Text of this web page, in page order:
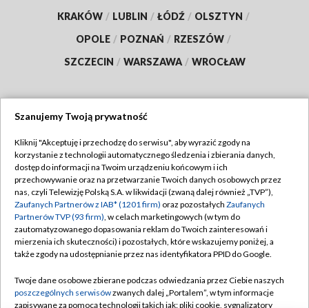
KRAKÓW / LUBLIN / ŁÓDŹ / OLSZTYN /
OPOLE / POZNAŃ / RZESZÓW /
SZCZECIN / WARSZAWA / WROCŁAW
TVP
Abonament TVP
Emisja w TVP
Centrum informacji TVP
Naziemna Telewizja Cyfrowa
Rada Programowa
Regulamin TVP
Polityka prywatności
Moje zgody
Pomoc
Kontakt
Szanujemy Twoją prywatność
Kliknij "Akceptuję i przechodzę do serwisu", aby wyrazić zgody na
korzystanie z technologii automatycznego śledzenia i zbierania danych,
dostęp do informacji na Twoim urządzeniu końcowym i ich
przechowywanie oraz na przetwarzanie Twoich danych osobowych przez
nas, czyli Telewizję Polską S.A. w likwidacji (zwaną dalej również „TVP”),
Zaufanych Partnerów z IAB* (1201 firm) oraz pozostałych Zaufanych
Partnerów TVP (93 firm), w celach marketingowych (w tym do
zautomatyzowanego dopasowania reklam do Twoich zainteresowań i
mierzenia ich skuteczności) i pozostałych, które wskazujemy poniżej, a
także zgody na udostępnianie przez nas identyfikatora PPID do Google.
Twoje dane osobowe zbierane podczas odwiedzania przez Ciebie naszych
poszczególnych serwisówzwanych dalej „Portalem”, w tym informacje
zapisywane za pomocą technologii takich jak: pliki cookie, sygnalizatory